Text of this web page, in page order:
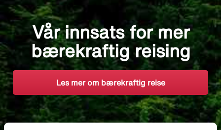
Vår innsats for mer
bærekraftig reising
Les mer om bærekraftig reise